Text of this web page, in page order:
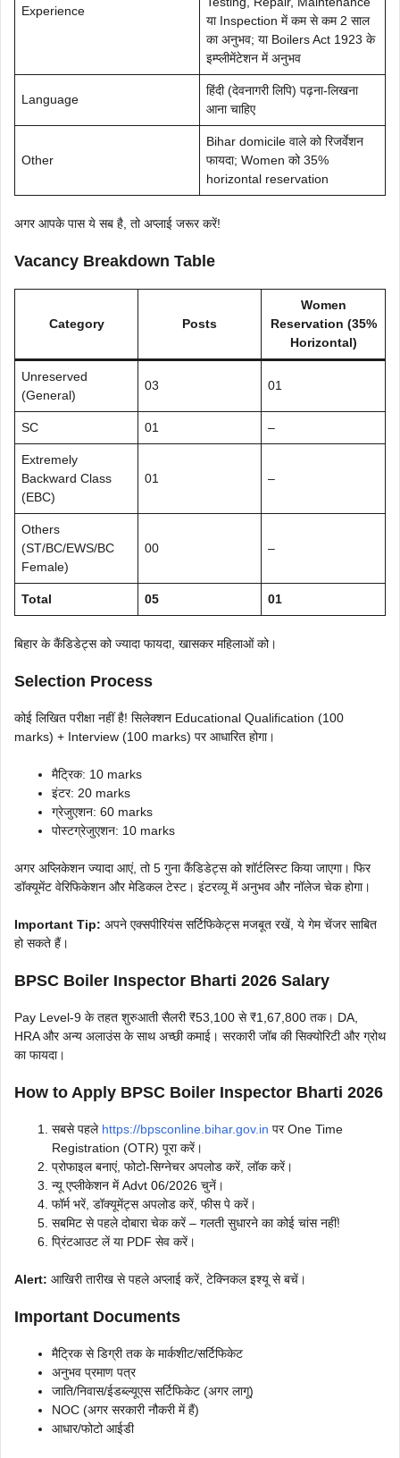
Experience
या Inspection में कम से कम 2 साल
का अनुभव; या Boilers Act 1923 के
इम्प्लीमेंटेशन में अनुभव
Language
हिंदी (देवनागरी लिपि) पढ़ना-लिखना
आना चाहिए
Other
Bihar domicile वाले को रिजर्वेशन
फायदा; Women को 35%
horizontal reservation
अगर आपके पास ये सब है, तो अप्लाई जरूर करें!
Vacancy Breakdown Table
Category Posts
Women
Reservation (35%
Horizontal)
Unreserved
(General)
03 01
SC 01 –
Extremely
Backward Class
(EBC)
01 –
Others
(ST/BC/EWS/BC
Female)
00 –
Total 05 01
बिहार के कैंडिडेट्स को ज्यादा फायदा, खासकर महिलाओं को।
Selection Process
कोई लिखित परीक्षा नहीं है! सिलेक्शन Educational Qualification (100
marks) + Interview (100 marks) पर आधारित होगा।
मैट्रिक: 10 marks
इंटर: 20 marks
ग्रेजुएशन: 60 marks
पोस्टग्रेजुएशन: 10 marks
अगर अप्लिकेशन ज्यादा आएं, तो 5 गुना कैंडिडेट्स को शॉर्टलिस्ट किया जाएगा। फिर
डॉक्यूमेंट वेरिफिकेशन और मेडिकल टेस्ट। इंटरव्यू में अनुभव और नॉलेज चेक होगा।
Important Tip: अपने एक्सपीरियंस सर्टिफिकेट्स मजबूत रखें, ये गेम चेंजर साबित
हो सकते हैं।
BPSC Boiler Inspector Bharti 2026 Salary
Pay Level-9 के तहत शुरुआती सैलरी ₹53,100 से ₹1,67,800 तक। DA,
HRA और अन्य अलाउंस के साथ अच्छी कमाई। सरकारी जॉब की सिक्योरिटी और ग्रोथ
का फायदा।
How to Apply BPSC Boiler Inspector Bharti 2026
सबसे पहले https://bpsconline.bihar.gov.in पर One Time
Registration (OTR) पूरा करें।
प्रोफाइल बनाएं, फोटो-सिग्नेचर अपलोड करें, लॉक करें।
न्यू एप्लीकेशन में Advt 06/2026 चुनें।
फॉर्म भरें, डॉक्यूमेंट्स अपलोड करें, फीस पे करें।
सबमिट से पहले दोबारा चेक करें – गलती सुधारने का कोई चांस नहीं!
प्रिंटआउट लें या PDF सेव करें।
Alert: आखिरी तारीख से पहले अप्लाई करें, टेक्निकल इश्यू से बचें।
Important Documents
मैट्रिक से डिग्री तक के मार्कशीट/सर्टिफिकेट
अनुभव प्रमाण पत्र
जाति/निवास/ईडब्ल्यूएस सर्टिफिकेट (अगर लागू)
NOC (अगर सरकारी नौकरी में हैं)
आधार/फोटो आईडी